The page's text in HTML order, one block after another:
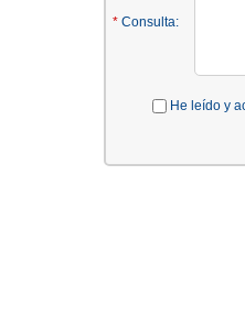
* Consulta:
He leído y